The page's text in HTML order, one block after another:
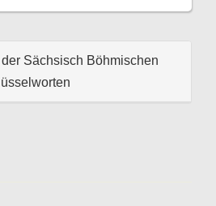
Sächsisch Böhmischen